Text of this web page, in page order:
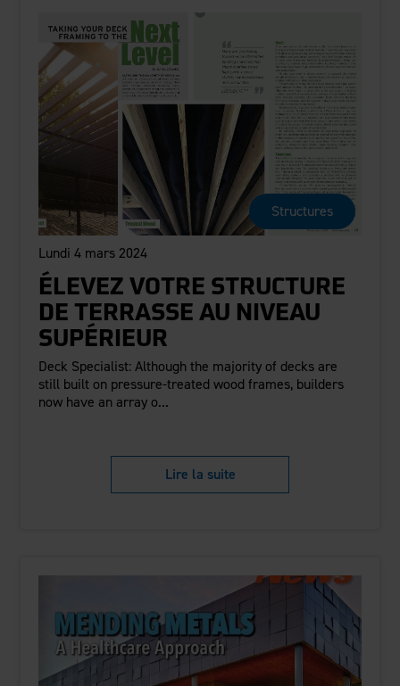
Structures
Lundi 4 mars 2024
ÉLEVEZ VOTRE STRUCTURE
DE TERRASSE AU NIVEAU
SUPÉRIEUR
Deck Specialist: Although the majority of decks are
still built on pressure-treated wood frames, builders
now have an array o...
Lire la suite